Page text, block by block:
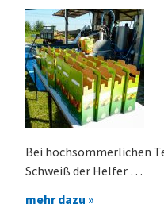
Bei hochsommerlichen
Schweiß der Helfer …
mehr dazu »